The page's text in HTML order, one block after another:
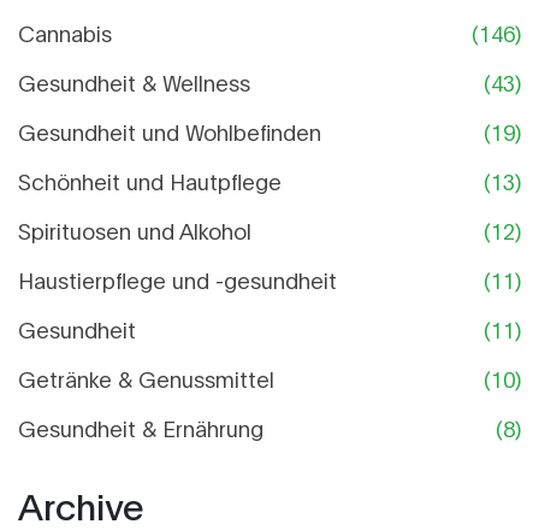
Cannabis
(146)
Gesundheit & Wellness
(43)
Gesundheit und Wohlbefinden
(19)
Schönheit und Hautpflege
(13)
Spirituosen und Alkohol
(12)
Haustierpflege und -gesundheit
(11)
Gesundheit
(11)
Getränke & Genussmittel
(10)
Gesundheit & Ernährung
(8)
Archive